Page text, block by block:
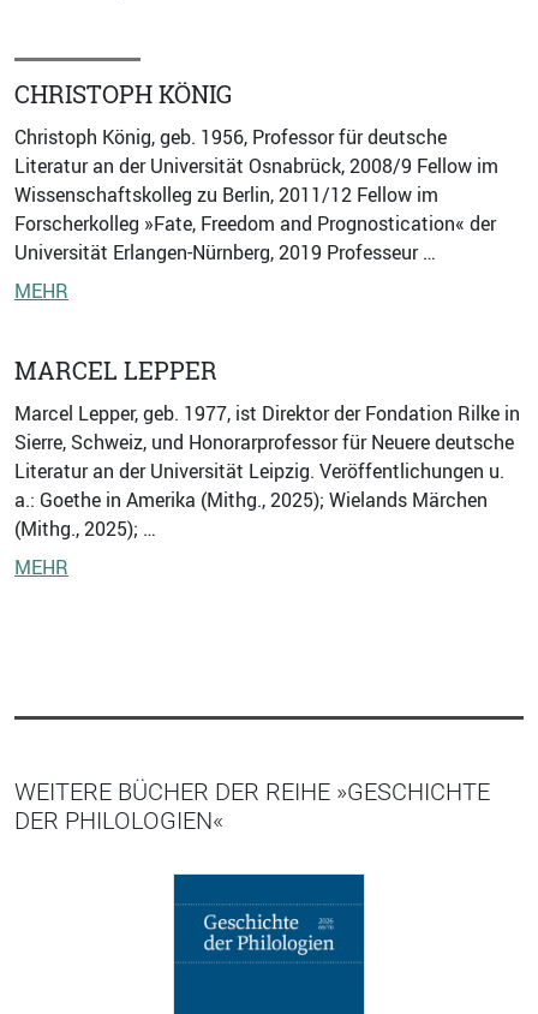
CHRISTOPH KÖNIG
Christoph König, geb. 1956, Professor für deutsche
Literatur an der Universität Osnabrück, 2008/9 Fellow im
Wissenschaftskolleg zu Berlin, 2011/12 Fellow im
Forscherkolleg »Fate, Freedom and Prognostication« der
Universität Erlangen-Nürnberg, 2019 Professeur …
MEHR
MARCEL LEPPER
Marcel Lepper, geb. 1977, ist Direktor der Fondation Rilke in
Sierre, Schweiz, und Honorarprofessor für Neuere deutsche
Literatur an der Universität Leipzig. Veröffentlichungen u.
a.: Goethe in Amerika (Mithg., 2025); Wielands Märchen
(Mithg., 2025); …
MEHR
WEITERE BÜCHER DER REIHE »GESCHICHTE
DER PHILOLOGIEN«